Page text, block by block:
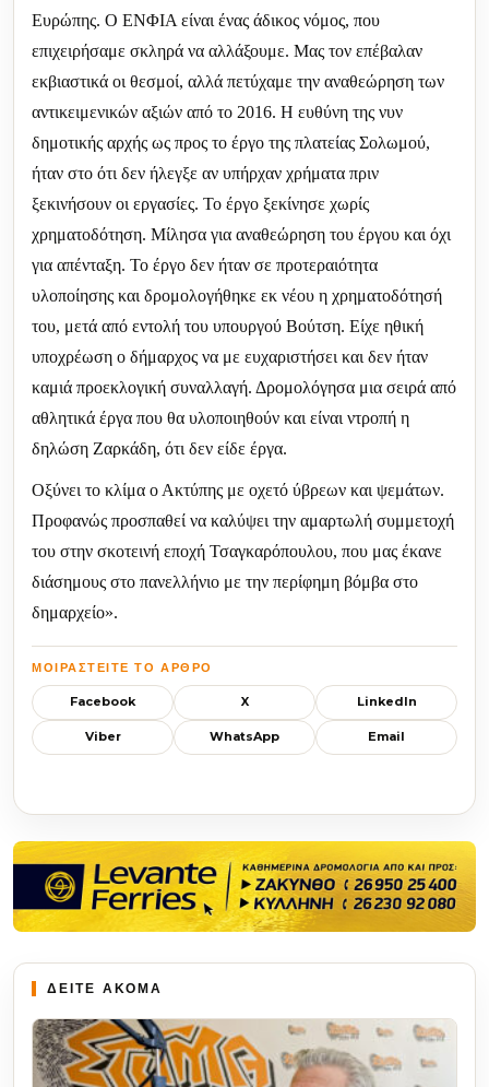
Ευρώπης. Ο ΕΝΦΙΑ είναι ένας άδικος νόμος, που
επιχειρήσαμε σκληρά να αλλάξουμε. Μας τον επέβαλαν
εκβιαστικά οι θεσμοί, αλλά πετύχαμε την αναθεώρηση των
αντικειμενικών αξιών από το 2016. Η ευθύνη της νυν
δημοτικής αρχής ως προς το έργο της πλατείας Σολωμού,
ήταν στο ότι δεν ήλεγξε αν υπήρχαν χρήματα πριν
ξεκινήσουν οι εργασίες. Το έργο ξεκίνησε χωρίς
χρηματοδότηση. Μίλησα για αναθεώρηση του έργου και όχι
για απένταξη. Το έργο δεν ήταν σε προτεραιότητα
υλοποίησης και δρομολογήθηκε εκ νέου η χρηματοδότησή
του, μετά από εντολή του υπουργού Βούτση. Είχε ηθική
υποχρέωση ο δήμαρχος να με ευχαριστήσει και δεν ήταν
καμιά προεκλογική συναλλαγή. Δρομολόγησα μια σειρά από
αθλητικά έργα που θα υλοποιηθούν και είναι ντροπή η
δηλώση Ζαρκάδη, ότι δεν είδε έργα.
Οξύνει το κλίμα ο Ακτύπης με οχετό ύβρεων και ψεμάτων.
Προφανώς προσπαθεί να καλύψει την αμαρτωλή συμμετοχή
του στην σκοτεινή εποχή Τσαγκαρόπουλου, που μας έκανε
διάσημους στο πανελλήνιο με την περίφημη βόμβα στο
δημαρχείο».
ΜΟΙΡΑΣΤΕΊΤΕ ΤΟ ΆΡΘΡΟ
Facebook X LinkedIn
Viber WhatsApp Email
ΔΕΙΤΕ ΑΚΟΜΑ